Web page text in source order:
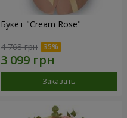
Букет "Cream Rose"
4 768 грн
Заказать